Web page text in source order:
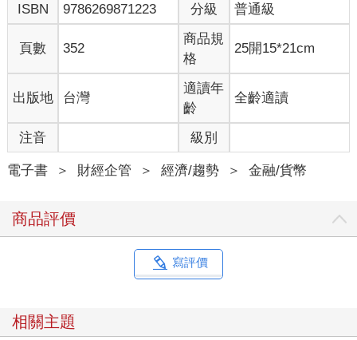
ISBN
9786269871223 分級 普通級
頁數 352
商品規
格
25開15*21cm
出版地 台灣
適讀年
齡
全齡適讀
注音 級別
電子書 ＞ 財經企管 ＞ 經濟/趨勢 ＞ 金融/貨幣
商品評價
寫評價
相關主題